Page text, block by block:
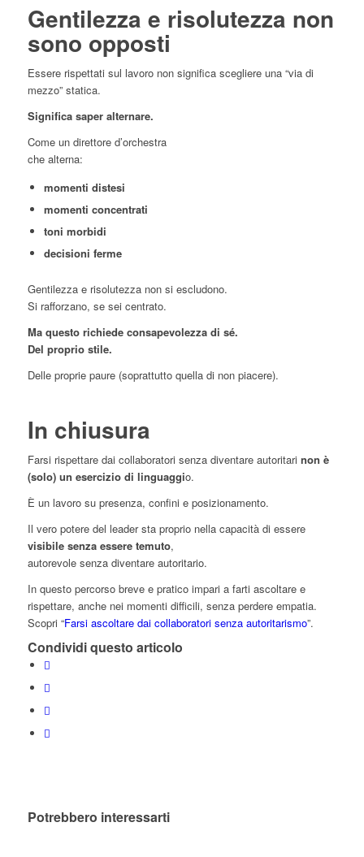
Gentilezza e risolutezza non
sono opposti
Essere rispettati sul lavoro non significa scegliere una “via di
mezzo” statica.
Significa saper alternare.
Come un direttore d’orchestra
che alterna:
momenti distesi
momenti concentrati
toni morbidi
decisioni ferme
Gentilezza e risolutezza non si escludono.
Si rafforzano, se sei centrato.
Ma questo richiede consapevolezza di sé.
Del proprio stile.
Delle proprie paure (soprattutto quella di non piacere).
In chiusura
Farsi rispettare dai collaboratori senza diventare autoritari non è
(solo) un esercizio di linguaggio.
È un lavoro su presenza, confini e posizionamento.
Il vero potere del leader sta proprio nella capacità di essere
visibile senza essere temuto,
autorevole senza diventare autoritario.
In questo percorso breve e pratico impari a farti ascoltare e
rispettare, anche nei momenti difficili, senza perdere empatia.
Scopri “Farsi ascoltare dai collaboratori senza autoritarismo”.
Condividi questo articolo
Potrebbero interessarti